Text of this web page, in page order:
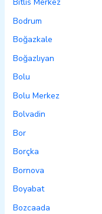
Bodrum
Boğazkale
Boğazlıyan
Bolu
Bolu Merkez
Bolvadin
Bor
Borçka
Bornova
Boyabat
Bozcaada